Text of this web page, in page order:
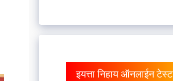
इयत्ता निहाय ऑनलाईन टेस्ट